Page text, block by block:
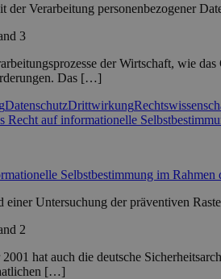
der Verarbeitung personenbezogener
3
der Wirtschaft, wie
Das […]
DatenschutzDrittwirkung
Selbstbestimmung im Rahmen
einer Untersuchung der präventiven
2
2001 hat auch die deutsche
[…]